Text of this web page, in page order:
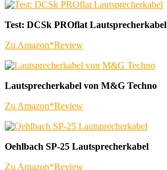
Test: DCSk PROflat Lautsprecherkabel
Zu Amazon*Review
Lautsprecherkabel von M&G Techno
Zu Amazon*Review
Oehlbach SP-25 Lautsprecherkabel
Zu Amazon*Review